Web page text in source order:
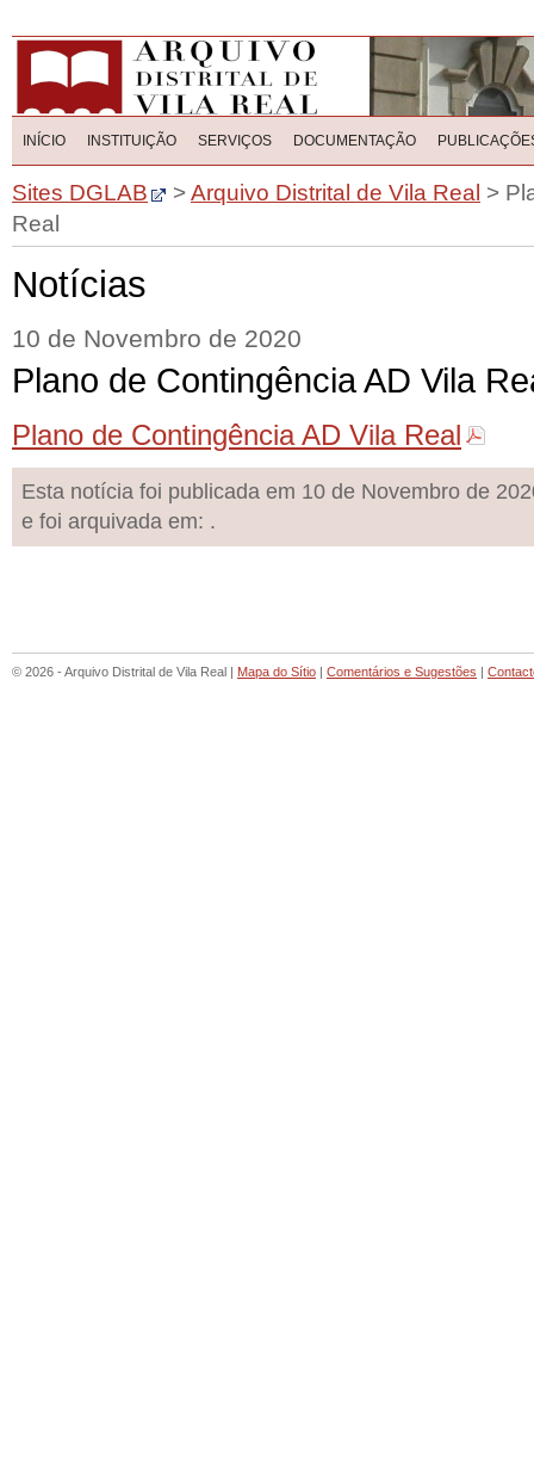
INÍCIO INSTITUIÇÃO SERVIÇOS DOCUMENTAÇÃO
Sites DGLAB >Arquivo Distrital de Vila Real >
Real
Notícias
10 de Novembro de 2020
Plano de Contingência AD Vila
Plano de Contingência AD Vila Real
Esta notícia foi publicada em 10 de Novembro de
e foi arquivada em: .
© 2026 - Arquivo Distrital de Vila Real | Mapa do Sítio Comentários e Sugestões